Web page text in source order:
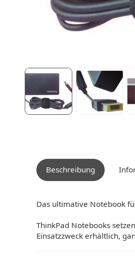
Beschreibung
Das ultimative Notebook
ThinkPad Notebooks
Einsatzzweck erhältlich,